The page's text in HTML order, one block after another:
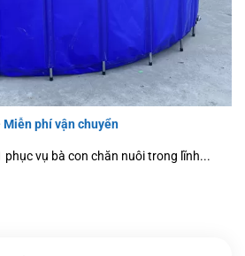
Miễn phí vận chuyển
phục vụ bà con chăn nuôi trong lĩnh...